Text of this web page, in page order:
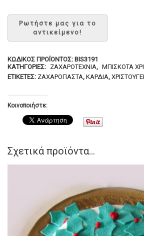
ΚΩΔΙΚΌΣ ΠΡΟΪΌΝΤΟΣ: BIS3191
ΚΑΤΗΓΟΡΊΕΣ: ΖΑΧΑΡΟΤΕΧΝΊΑ, ΜΠΙΣΚΌΤΑ
ΕΤΙΚΈΤΕΣ: ΖΑΧΑΡΌΠΑΣΤΑ, ΚΑΡΔΙΆ,
Κοινοποιήστε:
Σχετικά προϊόντα...